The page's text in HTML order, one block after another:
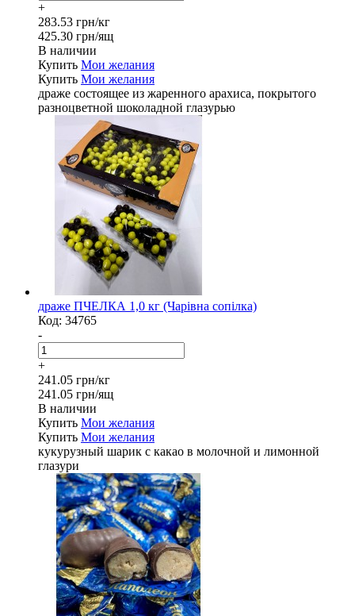
+
283.53 грн/кг
425.30 грн/ящ
В наличии
Купить Мои желания
Купить Мои желания
драже состоящее из жаренного арахиса, покрытого
разноцветной шоколадной глазурью
драже ПЧЕЛКА 1,0 кг (Чарівна сопілка)
Код: 34765
-
+
241.05 грн/кг
241.05 грн/ящ
В наличии
Купить Мои желания
Купить Мои желания
кукурузный шарик с какао в молочной и лимонной
глазури